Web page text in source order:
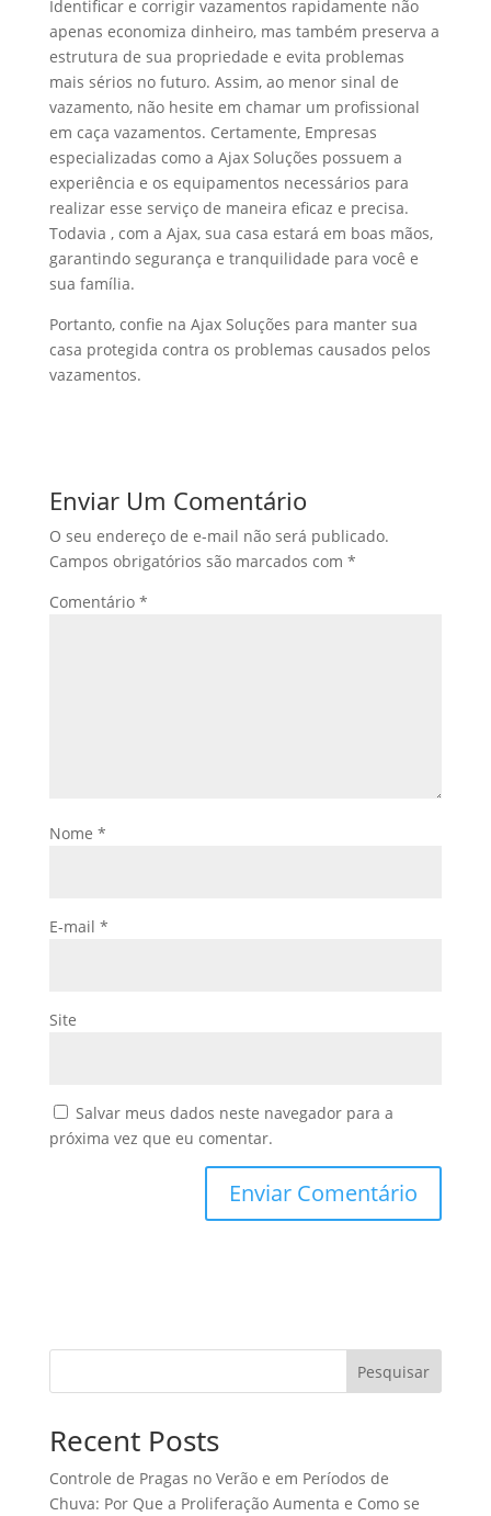
Identificar e corrigir vazamentos rapidamente não
apenas economiza dinheiro, mas também preserva a
estrutura de sua propriedade e evita problemas
mais sérios no futuro. Assim, ao menor sinal de
vazamento, não hesite em chamar um profissional
em caça vazamentos. Certamente, Empresas
especializadas como a Ajax Soluções possuem a
experiência e os equipamentos necessários para
realizar esse serviço de maneira eficaz e precisa.
Todavia , com a Ajax, sua casa estará em boas mãos,
garantindo segurança e tranquilidade para você e
sua família.
Portanto, confie na Ajax Soluções para manter sua
casa protegida contra os problemas causados pelos
vazamentos.
Enviar Um Comentário
O seu endereço de e-mail não será publicado.
Campos obrigatórios são marcados com *
Comentário *
Nome *
E-mail *
Site
Salvar meus dados neste navegador para a
próxima vez que eu comentar.
Pesquisar
Recent Posts
Controle de Pragas no Verão e em Períodos de
Chuva: Por Que a Proliferação Aumenta e Como se